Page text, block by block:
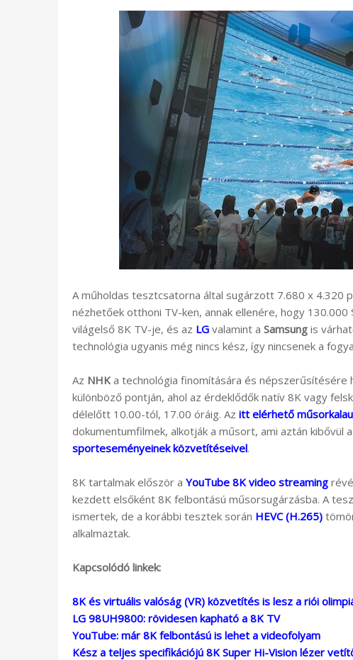
A műholdas tesztcsatorna által sugárzott 7.680 x 4.320
nézhetőek otthoni TV-ken, annak ellenére, hogy 130.000
világelső 8K TV-je, és az LG valamint a Samsung is
technológia ugyanis még nincs kész, így nincsenek a
Az NHK a technológia finomítására és népszerűsítésére
különböző pontján, ahol az érdeklődők natív 8K vagy
délelőtt 10.00-tól, 17.00 óráig. Az itt elérhető
dokumentumfilmek, alkotják a műsort, ami aztán kibővül a
sporteseményeinek közvetítéseivel.
8K tartalmak először a YouTube 8K video streaming
kezdett elsőként 8K felbontású műsorsugárzásba. A
ismertek, de a korábbi tesztek során HEVC (H.265)
alkalmaztak.
Kapcsolódó linkek:
8K és virtuális valóság (VR) közvetítés is lesz a riói
LG 98UH9800: rövidesen kapható a 8K TV
YouTube: már 8K felbontású is lehet a videofolyam
Kész a teljes specifikációjú 8K Super Hi-Vision lézer